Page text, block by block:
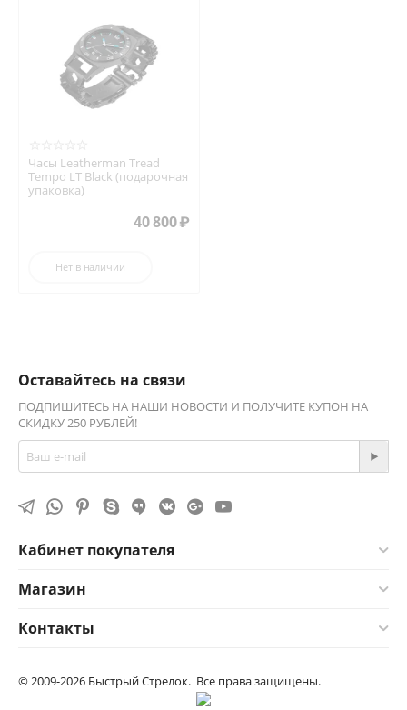
Часы Leatherman Tread
Tempo LT Black (подарочная
упаковка)
40 800₽
Нет в наличии
Оставайтесь на связи
ПОДПИШИТЕСЬ НА НАШИ НОВОСТИ И ПОЛУЧИТЕ КУПОН НА
СКИДКУ 250 РУБЛЕЙ!
Кабинет покупателя
Магазин
Контакты
© 2009-2026 Быстрый Стрелок. Все права защищены.